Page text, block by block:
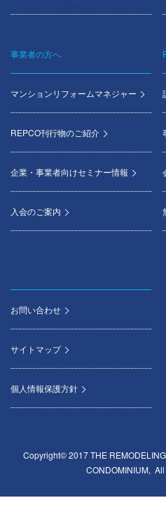
事業者の方へ
マンションリフォームマネジャー
REPCO刊行物のご紹介
企業・事業者向けセミナー情報
入会のご案内
お問い合わせ
サイトマップ
個人情報保護方針
Copyright© 2017 THE
CONDOMINIUM,